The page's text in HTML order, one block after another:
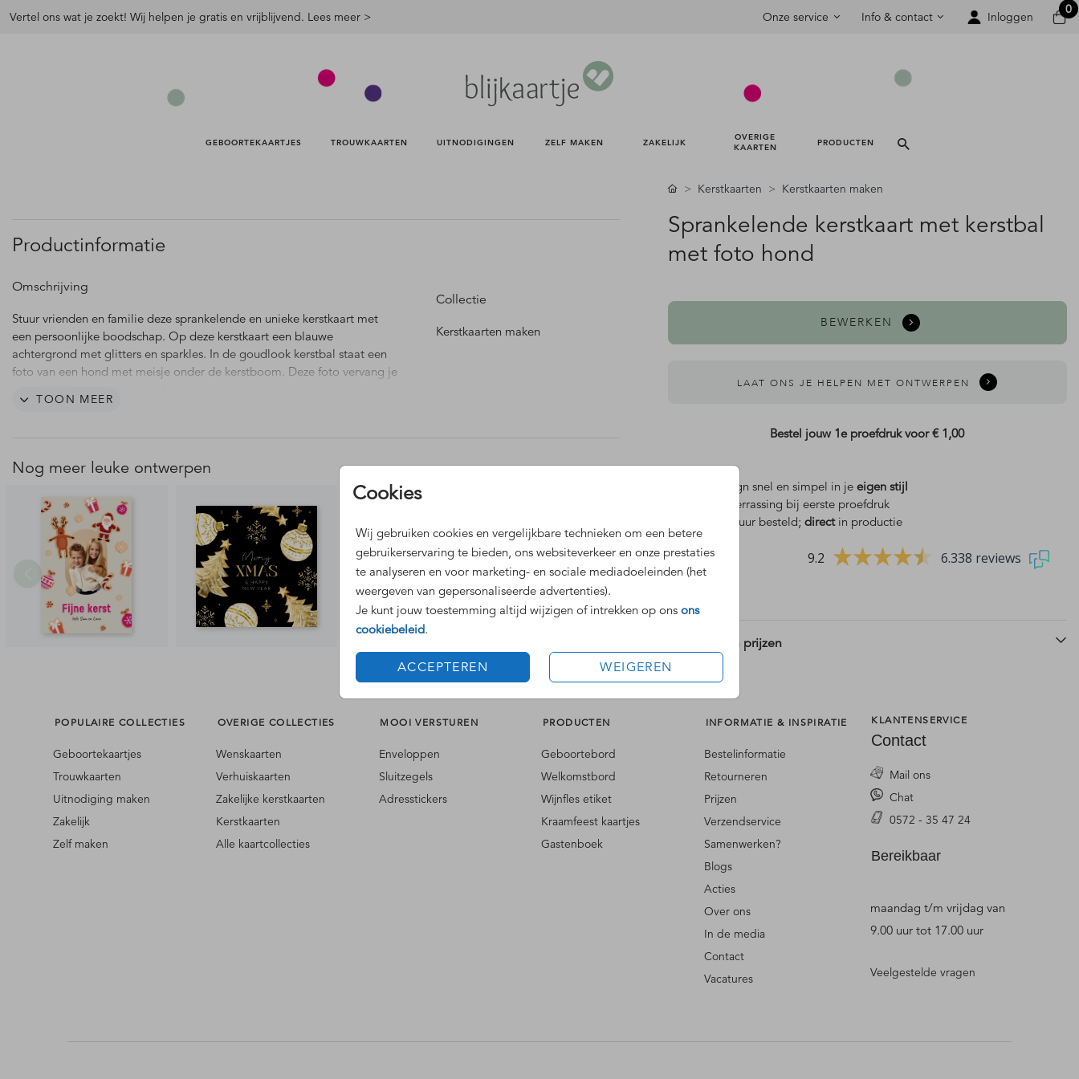
Vertel ons wat je zoekt! Wij helpen je gratis en vrijblijvend. Lees meer > Onze service Info & contact Inloggen
0
GEBOORTEKAARTJES TROUWKAARTEN UITNODIGINGEN ZELF MAKEN ZAKELIJK
OVERIGE
KAARTEN
PRODUCTEN
Cookies
Wij gebruiken cookies en vergelijkbare technieken om een betere
gebruikerservaring te bieden, ons websiteverkeer en onze prestaties
te analyseren en voor marketing- en sociale mediadoeleinden (het
weergeven van gepersonaliseerde advertenties).
Je kunt jouw toestemming altijd wijzigen of intrekken op ons ons
cookiebeleid.
ACCEPTEREN WEIGEREN
Productinformatie
Omschrijving
Stuur vrienden en familie deze sprankelende en unieke kerstkaart met
een persoonlijke boodschap. Op deze kerstkaart een blauwe
achtergrond met glitters en sparkles. In de goudlook kerstbal staat een
foto van een hond met meisje onder de kerstboom. Deze foto vervang je
TOON MEER
Collectie
Kerstkaarten maken
Nog meer leuke ontwerpen
Kerstkaarten Kerstkaarten maken
Sprankelende kerstkaart met kerstbal
met foto hond
BEWERKEN
LAAT ONS JE HELPEN MET ONTWERPEN
Bestel jouw 1e proefdruk voor€ 1,00
Dit design snel en simpel in je eigen stijl
verrassing bij eerste proefdruk
Voor 18 uur besteld; directin productie
9.2 6.338 reviews
Formaten en prijzen
POPULAIRE COLLECTIES
Geboortekaartjes
Trouwkaarten
Uitnodiging maken
Zakelijk
Zelf maken
OVERIGE COLLECTIES
Wenskaarten
Verhuiskaarten
Zakelijke kerstkaarten
Kerstkaarten
Alle kaartcollecties
MOOI VERSTUREN
Enveloppen
Sluitzegels
Adresstickers
PRODUCTEN
Geboortebord
Welkomstbord
Wijnfles etiket
Kraamfeest kaartjes
Gastenboek
INFORMATIE & INSPIRATIE
Bestelinformatie
Retourneren
Prijzen
Verzendservice
Samenwerken?
Blogs
Acties
Over ons
In de media
Contact
Vacatures
KLANTENSERVICE
Contact
Mail ons
Chat
0572 - 35 47 24
Bereikbaar
maandag t/m vrijdag van
9.00 uur tot 17.00 uur
Veelgestelde vragen